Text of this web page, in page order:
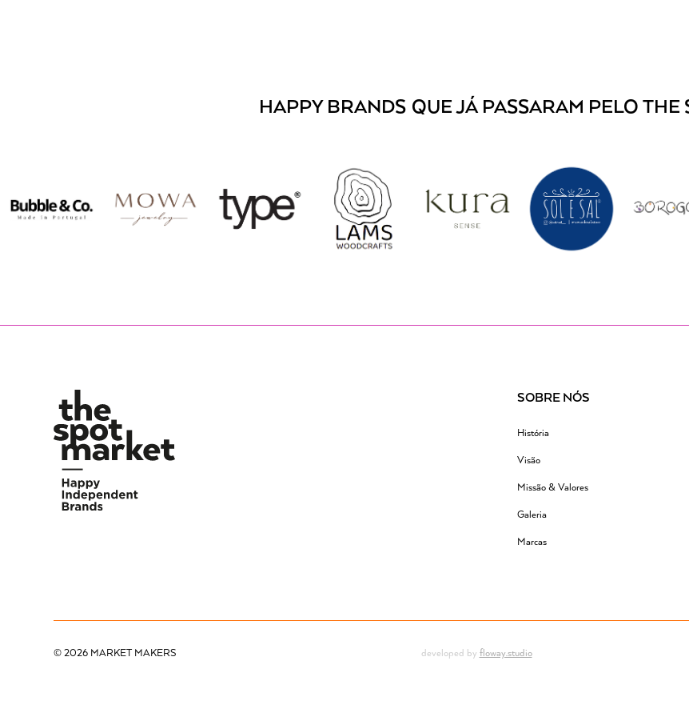
HAPPY BRANDS QUE JÁ PASSARAM PELO THE
SOBRE NÓS
História
Visão
Missão & Valores
Galeria
Marcas
©2026 MARKET MAKERS developed by floway.studio